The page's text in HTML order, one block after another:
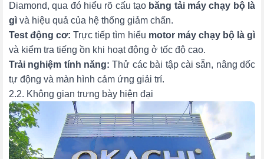
Diamond, qua đó hiểu rõ cấu tạo băng tải máy chạy bộ là
gì và hiệu quả của hệ thống giảm chấn.
Test động cơ: Trực tiếp tìm hiểu motor máy chạy bộ là gì
và kiểm tra tiếng ồn khi hoạt động ở tốc độ cao.
Trải nghiệm tính năng: Thử các bài tập cài sẵn, nâng dốc
tự động và màn hình cảm ứng giải trí.
2.2. Không gian trưng bày hiện đại